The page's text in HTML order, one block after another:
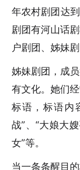
年农村剧团达
剧团有河山话
户剧团、姊妹剧
姊妹剧团，成
有文化。她们
标语，标语内
战”、“大娘大
女”等。
当一条条醒目